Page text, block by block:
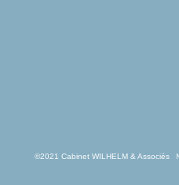
©2021 Cabinet WILHELM & Associés